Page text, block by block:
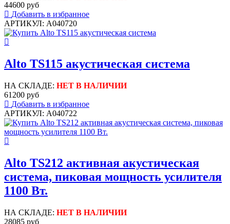
44600 руб
Добавить в избранное
АРТИКУЛ: A040720
Alto TS115 акустическая система
НА СКЛАДЕ: НЕТ В НАЛИЧИИ
61200 руб
Добавить в избранное
АРТИКУЛ: A040722
Alto TS212 активная акустическая
система, пиковая мощность усилителя
1100 Вт.
НА СКЛАДЕ: НЕТ В НАЛИЧИИ
28085 руб